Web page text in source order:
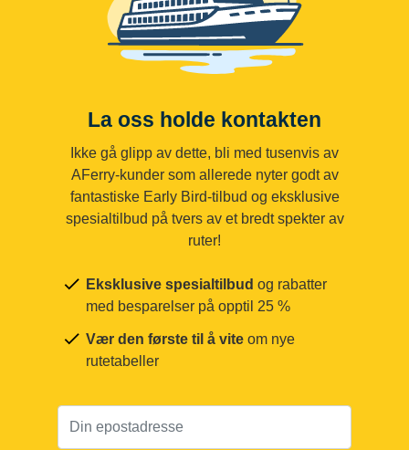
La oss holde kontakten
Ikke gå glipp av dette, bli med tusenvis av
AFerry-kunder som allerede nyter godt av
fantastiske Early Bird-tilbud og eksklusive
spesialtilbud på tvers av et bredt spekter av
ruter!
Eksklusive spesialtilbud og rabatter
med besparelser på opptil 25 %
Vær den første til å vite om nye
rutetabeller